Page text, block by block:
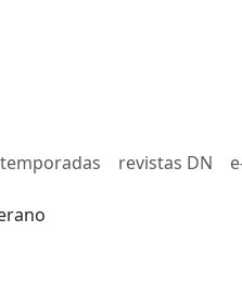
temporadas revistas DN